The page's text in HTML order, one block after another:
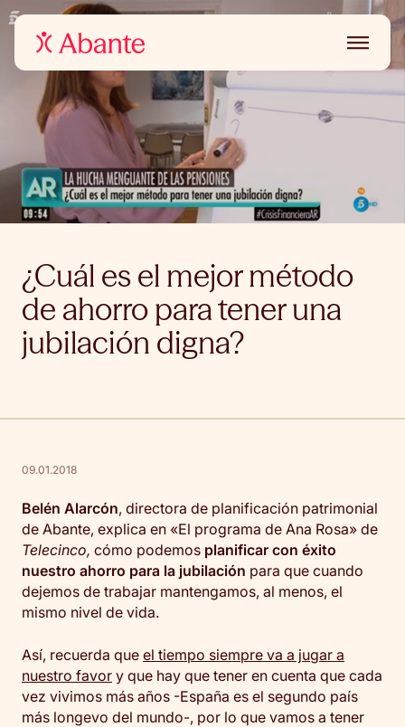
¿Cuál es el mejor método
de ahorro para tener una
jubilación digna?
09.01.2018
Belén Alarcón, directora de planificación patrimonial
de Abante, explica en «El programa de Ana Rosa» de
Telecinco, cómo podemos planificar con éxito
nuestro ahorro para la jubilación para que cuando
dejemos de trabajar mantengamos, al menos, el
mismo nivel de vida.
Así, recuerda que el tiempo siempre va a jugar a
nuestro favor y que hay que tener en cuenta que cada
vez vivimos más años -España es el segundo país
más longevo del mundo-, por lo que vamos a tener